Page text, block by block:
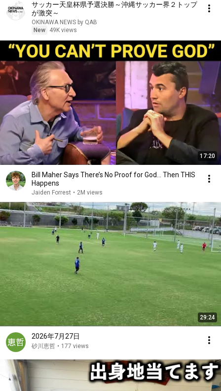
サッカー天皇杯県予選決勝～沖縄サッカー界２トップ
が激突～
OKINAWA NEWS by QAB
New
49K views
17:20
Bill Maher Says There’s No Proof for God... Then THIS
Happens
Jaiden Forrest • 2M views
29:24
2026年7月27日
砂川恵哲 • 177 views